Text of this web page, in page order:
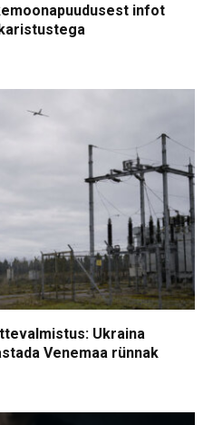
infot
Ukraina
Venemaa rünnak